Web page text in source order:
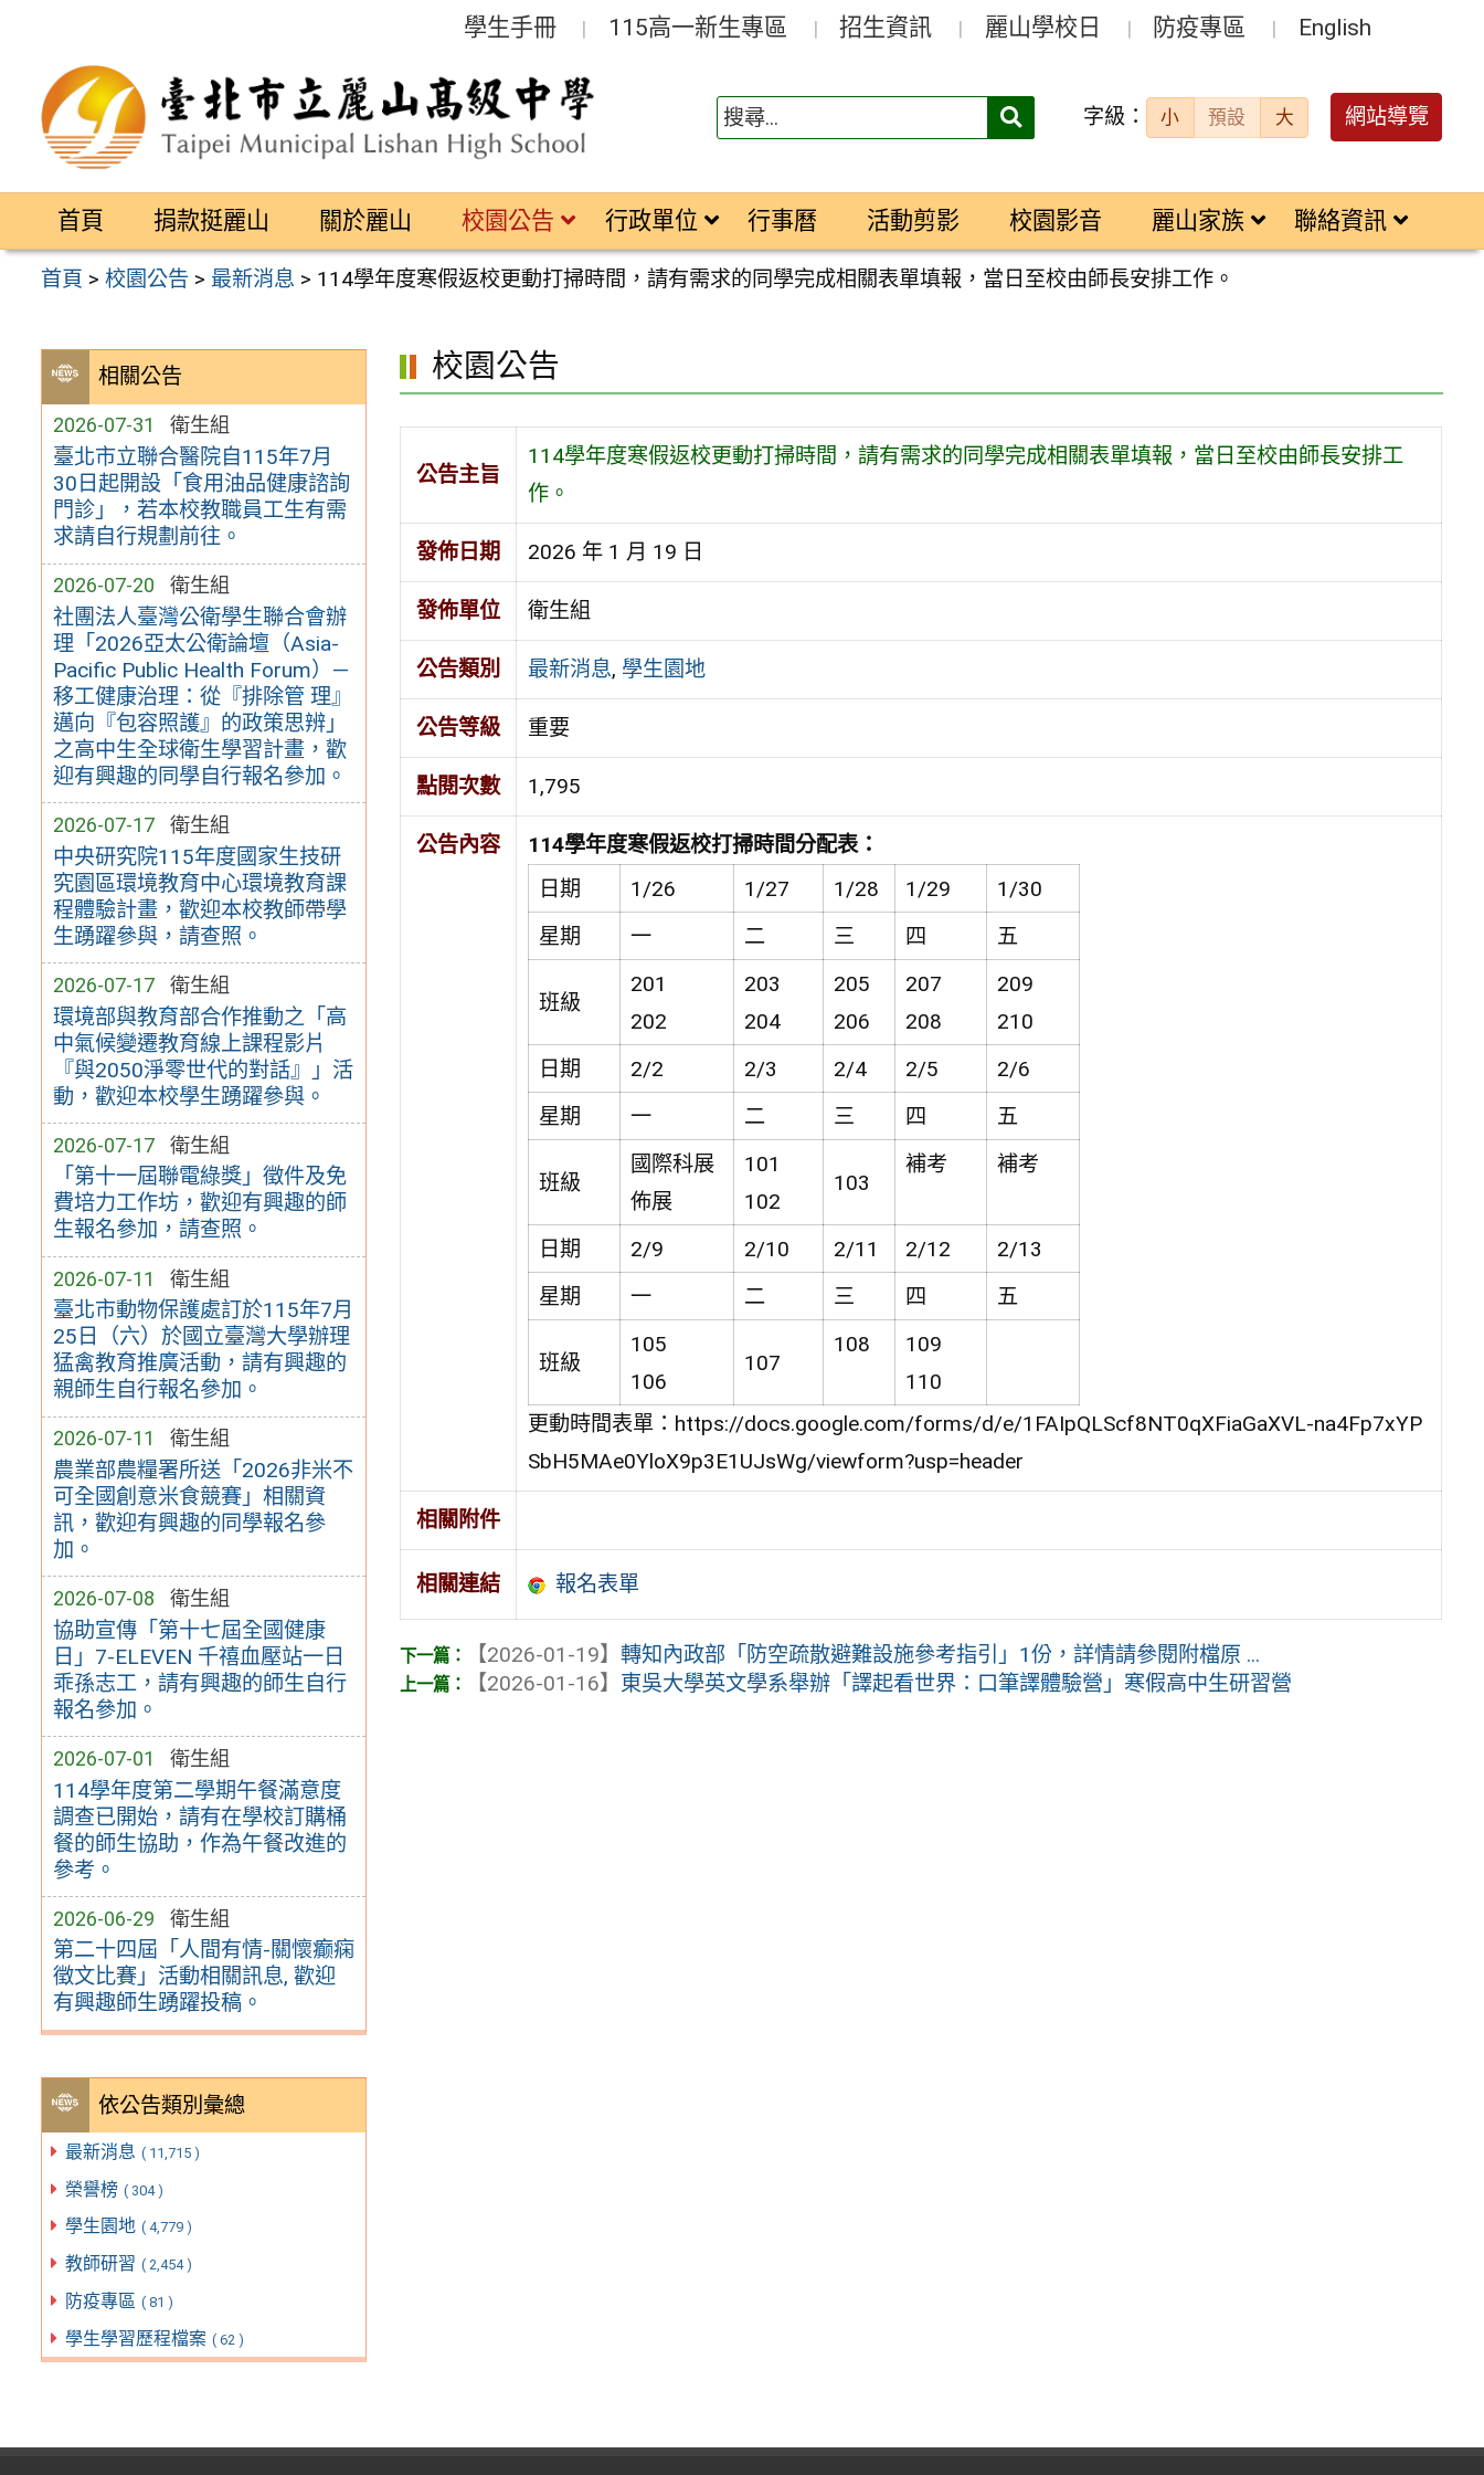
區
學生手冊 115高一新生專區 招生資訊 麗山學校日 防疫專區 English
搜
字級： 小 預設 大 網站導覽
首頁 捐款挺麗山 關於麗山 校園公告 行政單位 行事曆 活動剪影 校園影音 麗山家族 聯絡資訊
首頁 >校園公告 > 最新消息 > 114學年度寒假返校更動打掃時間，請有需求的同學完成相關表單填報，當日至校由師長安排工作。
相關公告
2026-07-31 衛生組
臺北市立聯合醫院自115年7月
30日起開設「食用油品健康諮詢
門診」，若本校教職員工生有需
求請自行規劃前往。
2026-07-20 衛生組
社團法人臺灣公衛學生聯合會辦
理「2026亞太公衛論壇（Asia-
Pacific Public Health Forum）—
移工健康治理：從『排除管 理』
邁向『包容照護』的政策思辨」
之高中生全球衛生學習計畫，歡
迎有興趣的同學自行報名參加。
2026-07-17 衛生組
中央研究院115年度國家生技研
究園區環境教育中心環境教育課
程體驗計畫，歡迎本校教師帶學
生踴躍參與，請查照。
2026-07-17 衛生組
環境部與教育部合作推動之「高
中氣候變遷教育線上課程影片
『與2050淨零世代的對話』」活
動，歡迎本校學生踴躍參與。
2026-07-17 衛生組
「第十一屆聯電綠獎」徵件及免
費培力工作坊，歡迎有興趣的師
生報名參加，請查照。
2026-07-11 衛生組
臺北市動物保護處訂於115年7月
25日（六）於國立臺灣大學辦理
猛禽教育推廣活動，請有興趣的
親師生自行報名參加。
2026-07-11 衛生組
農業部農糧署所送「2026非米不
可全國創意米食競賽」相關資
訊，歡迎有興趣的同學報名參
加。
2026-07-08 衛生組
協助宣傳「第十七屆全國健康
日」7-ELEVEN 千禧血壓站一日
乖孫志工，請有興趣的師生自行
報名參加。
2026-07-01 衛生組
114學年度第二學期午餐滿意度
調查已開始，請有在學校訂購桶
餐的師生協助，作為午餐改進的
參考。
2026-06-29 衛生組
第二十四屆「人間有情-關懷癫痫
徵文比賽」活動相關訊息, 歡迎
有興趣師生踴躍投稿。
依公告類別彙總
最新消息 ( 11,715 )
榮譽榜 ( 304 )
學生園地 ( 4,779 )
教師研習 ( 2,454 )
防疫專區 ( 81 )
學生學習歷程檔案 ( 62 )
校園公告
公告主旨
114學年度寒假返校更動打掃時間，請有需求的同學完成相關表單填報，當日至校由師長安排工
作。
發佈日期 2026 年 1 月 19 日
發佈單位 衛生組
公告類別 最新消息, 學生園地
公告等級 重要
點閱次數 1,795
公告內容 114學年度寒假返校打掃時間分配表：
日期
1/26 1/27 1/28 1/29
1/30
星期
一 二 三 四 五
班級
201
202
203
204
205
206
207
208
209
210
日期
2/2 2/3 2/4 2/5
2/6
星期
一 二 三 四 五
班級
國際科展
佈展
101
102
103
補考 補考
日期 2/9 2/10 2/11 2/12
2/13
星期
一 二 三 四 五
班級
105
106
107
108
109
110
更動時間表單：https://docs.google.com/forms/d/e/1FAIpQLScf8NT0qXFiaGaXVL-na4Fp7xYP
SbH5MAe0YloX9p3E1UJsWg/viewform?usp=header
相關附件
相關連結 報名表單
【2026-01-19】轉知內政部「防空疏散避難設施參考指引」1份，詳情請參閱附檔原 ...
【2026-01-16】 東吳大學英文學系舉辦「譯起看世界：口筆譯體驗營」寒假高中生研習營